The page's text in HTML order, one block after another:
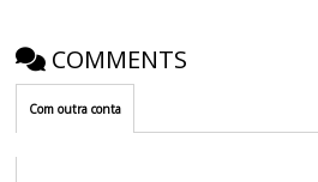
COMMENTS
Com outra conta